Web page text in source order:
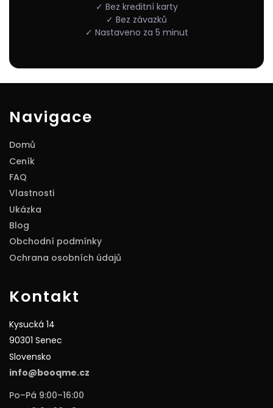
✓ Bez kreditní karty
✓ Bez závazků
✓ Nastaveno za 5 minut
Navigace
Domů
Ceník
FAQ
Vlastnosti
Ukázka
Blog
Obchodní podmínky
Ochrana osobních údajů
Kontakt
Kysucká 14
90301 Senec
Slovensko
info@booqme.cz
Po–Pá 9:00–16:00